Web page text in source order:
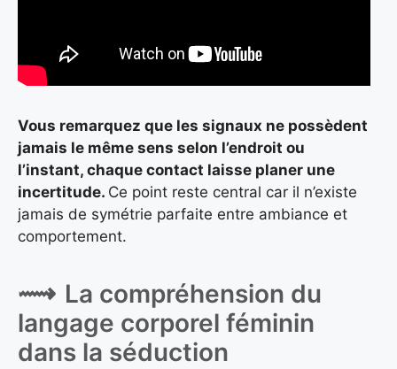
Vous remarquez que les signaux ne possèdent
jamais le même sens selon l’endroit ou
l’instant, chaque contact laisse planer une
incertitude. Ce point reste central car il n’existe
jamais de symétrie parfaite entre ambiance et
comportement.
La compréhension du
langage corporel féminin
dans la séduction